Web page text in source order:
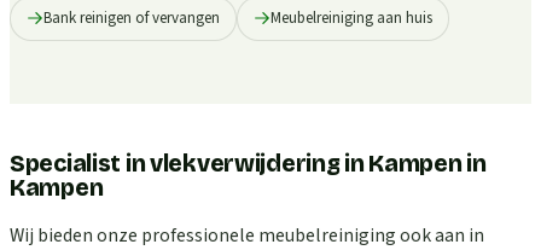
Bank reinigen of vervangen Meubelreiniging aan huis
Specialist in vlekverwijdering in Kampenin
Kampen
Wij bieden onze professionele meubelreiniging ook aan in